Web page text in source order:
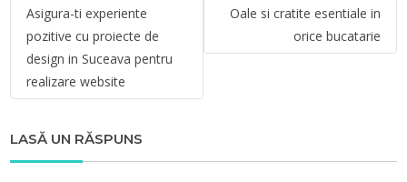
Navigare
în
articole
Asigura-ti experiente
pozitive cu proiecte de
design in Suceava pentru
realizare website
Oale si cratite esentiale in
orice bucatarie
LASĂ UN RĂSPUNS